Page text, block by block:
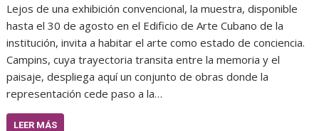
Lejos de una exhibición convencional, la muestra, disponible
hasta el 30 de agosto en el Edificio de Arte Cubano de la
institución, invita a habitar el arte como estado de conciencia.
Campins, cuya trayectoria transita entre la memoria y el
paisaje, despliega aquí un conjunto de obras donde la
representación cede paso a la…
LEER MÁS